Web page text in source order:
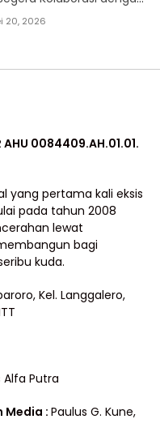
Proyek Mangrove
Papua
20, 2026
AHU 0084409.AH.01.01.
yang pertama kali eksis
pada tahun 2008
lewat
bagi
kuda.
Kel. Langgalero,
Putra
Media : Paulus G. Kune,